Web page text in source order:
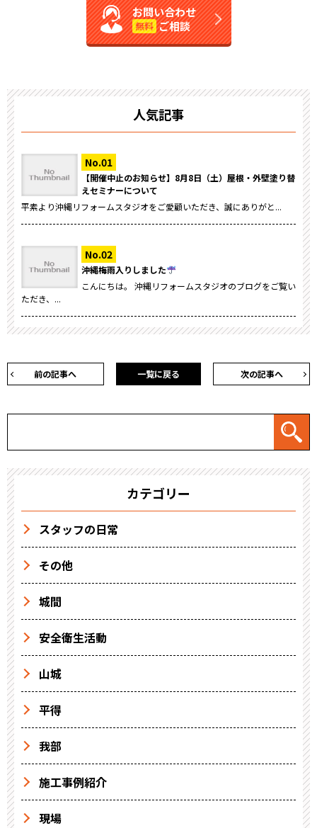
お問い合わせ
無料 ご相談
人気記事
【開催中止のお知らせ】8月8日（土）屋根・外壁塗り替
えセミナーについて
平素より沖縄リフォームスタジオをご愛顧いただき、誠にありがと...
沖縄梅雨入りしました
こんにちは。 沖縄リフォームスタジオのブログをご覧い
ただき、...
前の記事へ 次の記事へ
一覧に戻る
カテゴリー
スタッフの日常
その他
城間
安全衛生活動
山城
平得
我部
施工事例紹介
現場